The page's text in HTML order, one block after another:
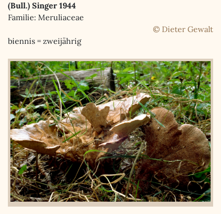
(Bull.) Singer 1944
Familie: Meruliaceae
© Dieter Gewalt
biennis = zweijährig